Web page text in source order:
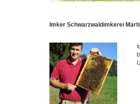
Imker Schwarzwaldimkerei